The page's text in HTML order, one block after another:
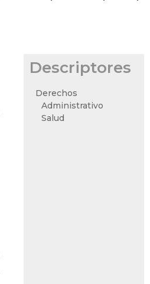
Descriptores
Derechos
Administrativo
Salud